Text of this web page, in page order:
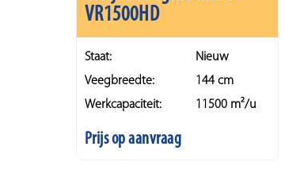
VR1500HD
Staat:
Nieuw
Veegbreedte:
144 cm
Werkcapaciteit:
11500 m²/u
Prijs op aanvraag